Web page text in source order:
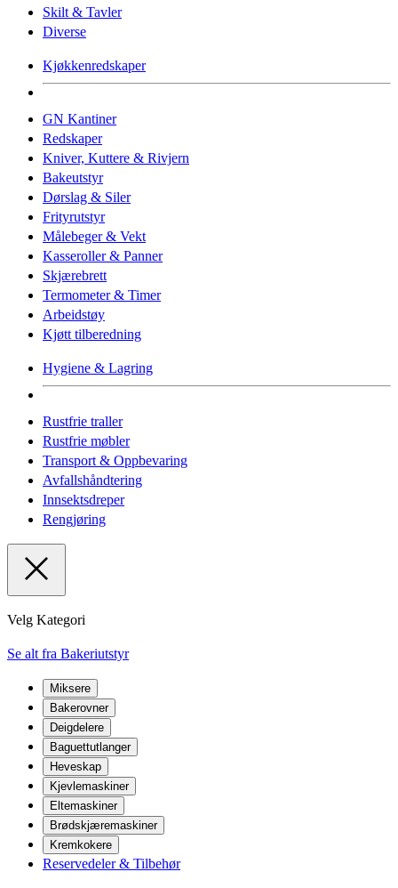
Skilt & Tavler
Diverse
Kjøkkenredskaper
GN Kantiner
Redskaper
Kniver, Kuttere & Rivjern
Bakeutstyr
Dørslag & Siler
Frityrutstyr
Målebeger & Vekt
Kasseroller & Panner
Skjærebrett
Termometer & Timer
Arbeidstøy
Kjøtt tilberedning
Hygiene & Lagring
Rustfrie traller
Rustfrie møbler
Transport & Oppbevaring
Avfallshåndtering
Innsektsdreper
Rengjøring
Velg Kategori
Se alt fra Bakeriutstyr
Miksere
Bakerovner
Deigdelere
Baguettutlanger
Heveskap
Kjevlemaskiner
Eltemaskiner
Brødskjæremaskiner
Kremkokere
Reservedeler & Tilbehør